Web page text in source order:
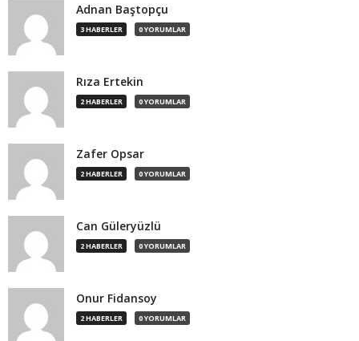
Adnan Baştopçu
3 HABERLER 0 YORUMLAR
Rıza Ertekin
2 HABERLER 0 YORUMLAR
Zafer Opsar
2 HABERLER 0 YORUMLAR
Can Güleryüzlü
2 HABERLER 0 YORUMLAR
Onur Fidansoy
2 HABERLER 0 YORUMLAR